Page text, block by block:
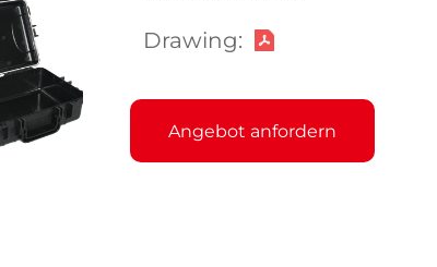
Drawing:
Angebot anfordern